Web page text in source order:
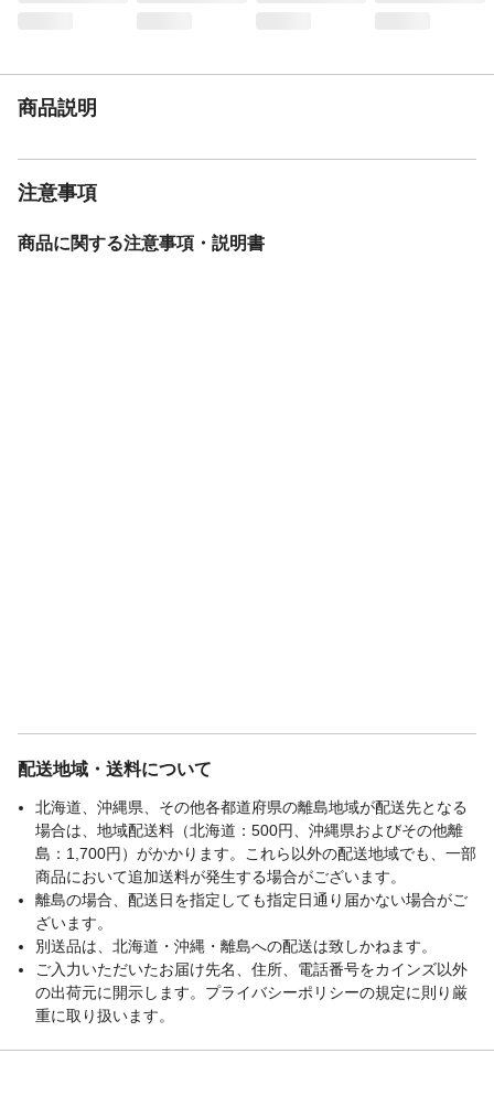
商品説明
注意事項
商品に関する注意事項・説明書
配送地域・送料について
北海道、沖縄県、その他各都道府県の離島地域が配送先となる
場合は、地域配送料（北海道：500円、沖縄県およびその他離
島：1,700円）がかかります。これら以外の配送地域でも、一部
商品において追加送料が発生する場合がございます。
離島の場合、配送日を指定しても指定日通り届かない場合がご
ざいます。
別送品は、北海道・沖縄・離島への配送は致しかねます。
ご入力いただいたお届け先名、住所、電話番号をカインズ以外
の出荷元に開示します。プライバシーポリシーの規定に則り厳
重に取り扱います。